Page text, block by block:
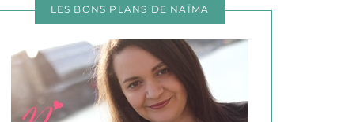
LES BONS PLANS DE NAÏMA